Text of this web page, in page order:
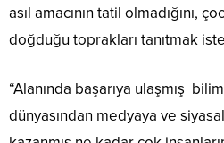
asıl amacının tatil olmadığını,
doğduğu toprakları tanıtmak
“Alanında başarıya ulaşmış
dünyasından medyaya ve